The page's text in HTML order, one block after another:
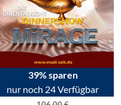
39% sparen
nur noch 24 Verfügbar